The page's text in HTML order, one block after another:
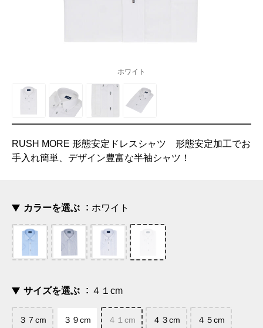
ホワイト
RUSH MORE 形態安定ドレスシャツ 形態安定加工でお
手入れ簡単、デザイン豊富な半袖シャツ！
カラーを選ぶ ホワイト
サイズを選ぶ ４１cm
３７cm ３９cm ４１cm ４３cm ４５cm